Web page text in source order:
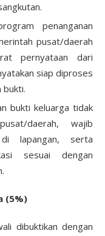
penanganan
pusat/daerah
pernyataan dari
siap diproses
bukti.
bukti keluarga tidak
daerah, wajib
lapangan, serta
sesuai dengan
(5%)
dibuktikan dengan